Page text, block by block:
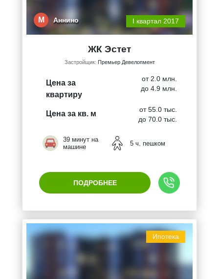
М Аннино I квартал 2017
ЖК Эстет
Застройщик: Премьер Девелопмент
Цена за
квартиру
от 2.0 млн.
до 4.9 млн.
Цена за кв. м
от 55.0 тыс.
до 70.0 тыс.
39 минут на
машине
5 ч. пешком
ПОДРОБНЕЕ
Ипотека